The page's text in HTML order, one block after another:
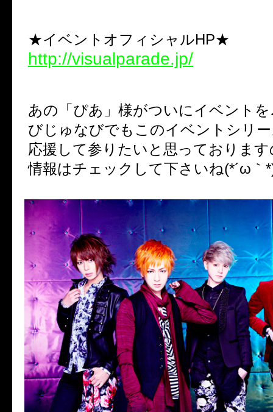
★イベントオフィシャルHP★
http://visualparade.jp/
あの「ぴあ」様がついにイベントを
びじゅなびでもこのイベントシリ
応援して参りたいと思っておりま
情報はチェックして下さいね(*´ω｀